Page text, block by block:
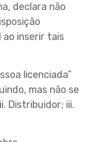
declara não
inserir tais
licenciada”
mas não se
Distribuidor; iii.